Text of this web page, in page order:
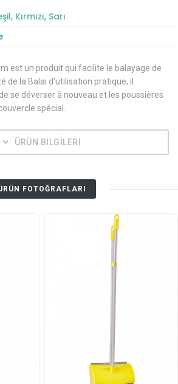
Kırmızı, Sarı
est un produit qui facilite le balayage de
de la Balai d'utilisation pratique, il
se déverser à nouveau et les poussières
spécial.
ÜRÜN BİLGİLERİ
FOTOĞRAFLARI